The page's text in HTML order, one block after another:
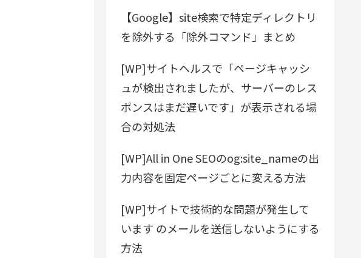
【Google】site検索で特定ディレクトリ
を除外する「除外コマンド」まとめ
[WP]サイトヘルスで「ページキャッシ
ュが検出されましたが、サーバーのレス
ポンスはまだ遅いです」が表示される場
合の対処法
[WP]All in One SEOのog:site_nameの出
力内容を固定ページごとに変える方法
[WP]サイトで技術的な問題が発生して
います のメールを送信しないようにする
方法